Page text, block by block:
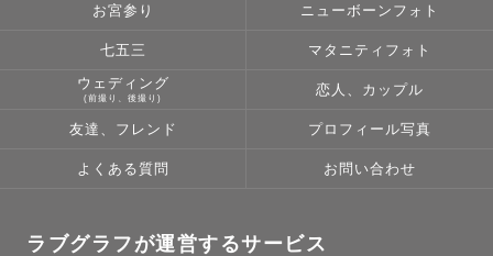
も調整できるようできる限り準備いたします。
[ アートニューボーン ]
かご3種（白の四角いかご、茶色の丸かご、茶色系のお花型
ヘッドアクセサリー（ベージュのくまさん帽子、白いお花
お宮参り ニューボーンフォト
七五三 マタニティフォト
ウェディング
(前撮り、後撮り)
恋人、カップル
友達、フレンド プロフィール写真
よくある質問 お問い合わせ
ラブグラフが運営するサービス